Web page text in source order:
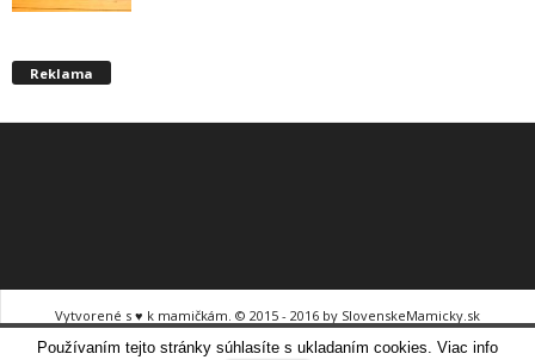
Reklama
Vytvorené s ♥ k mamičkám. © 2015 - 2016 by SlovenskeMamicky.sk
Hľadáme mamičky do tímu!
Používaním tejto stránky súhlasíte s ukladaním cookies. Viac info